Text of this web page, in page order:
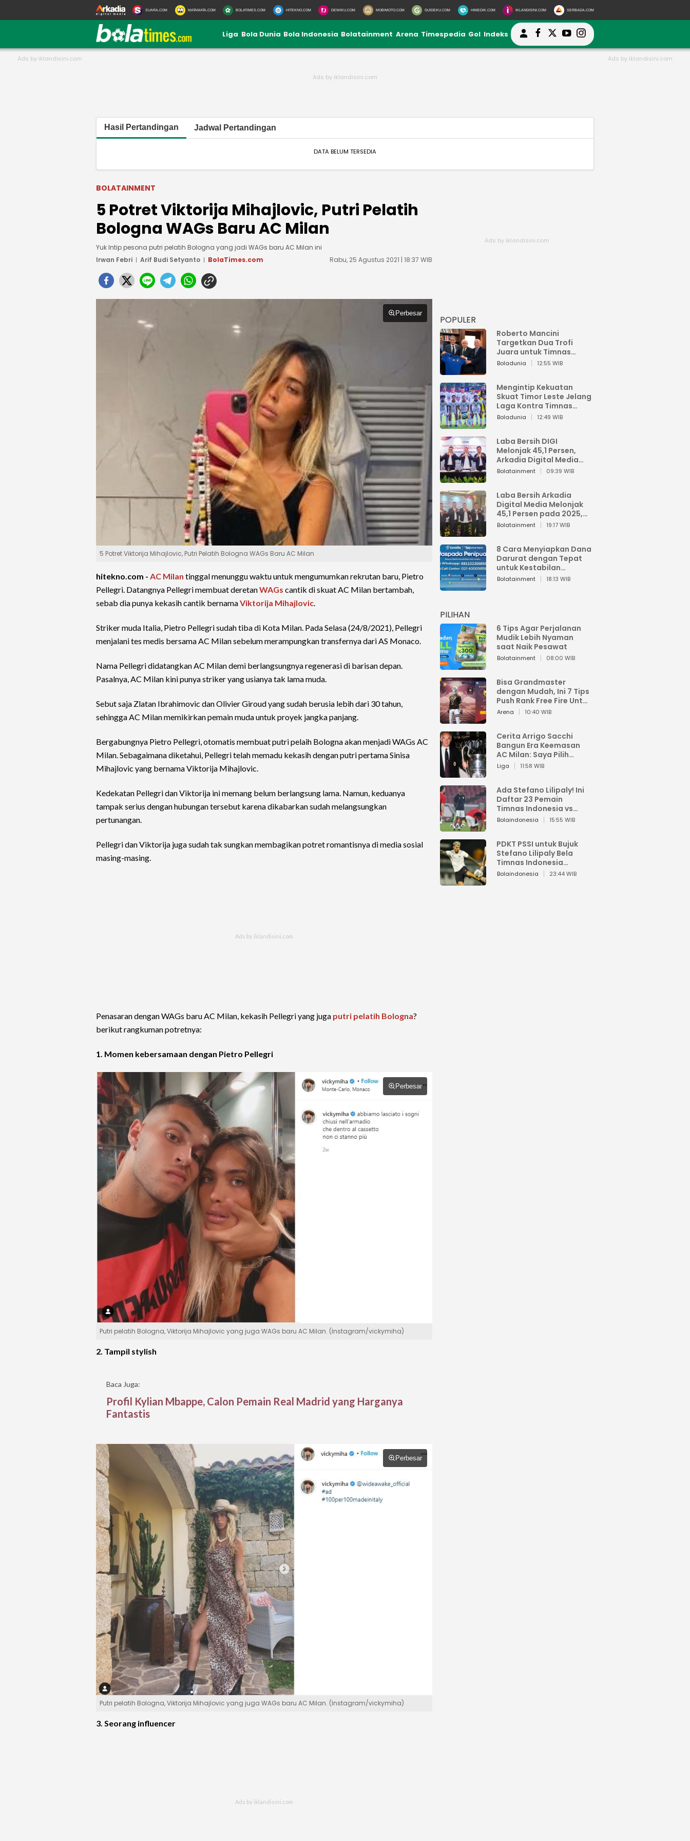
SUARA.COM MATAMATA.COM BOLATIMES.COM HITEKNO.COM DEWIKU.COM MOBIMOTO.COM GUIDEKU.COM HIMEDIK.COM IKLANDISINI.COM SERBADA.COM
Liga Bola Dunia Bola Indonesia Bolatainment Arena Timespedia Gol Indeks
Hasil Pertandingan Jadwal Pertandingan
DATA BELUM TERSEDIA
BOLATAINMENT
5 Potret Viktorija Mihajlovic, Putri Pelatih
Bologna WAGs Baru AC Milan
Yuk Intip pesona putri pelatih Bologna yang jadi WAGs baru AC Milan ini
Irwan Febri
Arif Budi Setyanto BolaTimes.com Rabu, 25 Agustus 2021 | 18:37 WIB
Perbesar
5 Potret Viktorija Mihajlovic, Putri Pelatih Bologna WAGs Baru AC Milan
hitekno.com - AC Milan tinggal menunggu waktu untuk mengumumkan rekrutan baru, Pietro
Pellegri. Datangnya Pellegri membuat deretanWAGs cantik di skuat AC Milan bertambah,
sebab dia punya kekasih cantik bernamaViktorija Mihajlovic.
Striker muda Italia, Pietro Pellegri sudah tiba di Kota Milan. Pada Selasa (24/8/2021), Pellegri
menjalani tes medis bersama AC Milan sebelum merampungkan transfernya dari AS Monaco.
Nama Pellegri didatangkan AC Milan demi berlangsungnya regenerasi di barisan depan.
Pasalnya, AC Milan kini punya striker yang usianya tak lama muda.
Sebut saja Zlatan Ibrahimovic dan Olivier Giroud yang sudah berusia lebih dari 30 tahun,
sehingga AC Milan memikirkan pemain muda untuk proyek jangka panjang.
Bergabungnya Pietro Pellegri, otomatis membuat putri pelaih Bologna akan menjadi WAGs AC
Milan. Sebagaimana diketahui, Pellegri telah memadu kekasih dengan putri pertama Sinisa
Mihajlovic yang bernama Viktorija Mihajlovic.
Kedekatan Pellegri dan Viktorija ini memang belum berlangsung lama. Namun, keduanya
tampak serius dengan hubungan tersebut karena dikabarkan sudah melangsungkan
pertunangan.
Pellegri dan Viktorija juga sudah tak sungkan membagikan potret romantisnya di media sosial
masing-masing.
Penasaran dengan WAGs baru AC Milan, kekasih Pellegri yang juga putri pelatih Bologna?
berikut rangkuman potretnya:
1. Momen kebersamaan dengan Pietro Pellegri
Perbesar
Putri pelatih Bologna, Viktorija Mihajlovic yang juga WAGs baru AC Milan. (Instagram/vickymiha)
2. Tampil stylish
Baca Juga:
Profil Kylian Mbappe, Calon Pemain Real Madrid yang Harganya
Fantastis
Perbesar
Putri pelatih Bologna, Viktorija Mihajlovic yang juga WAGs baru AC Milan. (Instagram/vickymiha)
3. Seorang influencer
POPULER
Roberto Mancini
Targetkan Dua Trofi
Juara untuk Timnas
Italia
Boladunia 12:55 WIB
Mengintip Kekuatan
Skuat Timor Leste Jelang
Laga Kontra Timnas
Indonesia di Piala AFF
Boladunia 12:49 WIB
Laba Bersih DIGI
Melonjak 45,1 Persen,
Arkadia Digital Media
Perkuat Bisnis AI dan
Bolatainment 09:39 WIB
Laba Bersih Arkadia
Digital Media Melonjak
45,1 Persen pada 2025,
Sentuh Rp1,76 Miliar
Bolatainment 19:17 WIB
8 Cara Menyiapkan Dana
Darurat dengan Tepat
untuk Kestabilan
Keuangan
Bolatainment 18:13 WIB
PILIHAN
6 Tips Agar Perjalanan
Mudik Lebih Nyaman
saat Naik Pesawat
Bolatainment 08:00 WIB
Bisa Grandmaster
dengan Mudah, Ini 7 Tips
Push Rank Free Fire Untuk
Pemula
Arena 10:40 WIB
Cerita Arrigo Sacchi
Bangun Era Keemasan
AC Milan: Saya Pilih
Pemain dari Isi Otaknya
Liga 11:58 WIB
Ada Stefano Lilipaly! Ini
Daftar 23 Pemain
Timnas Indonesia vs
China
Bolaindonesia 15:55 WIB
PDKT PSSI untuk Bujuk
Stefano Lilipaly Bela
Timnas Indonesia
Berakhir Berantakan
Bolaindonesia 23:44 WIB